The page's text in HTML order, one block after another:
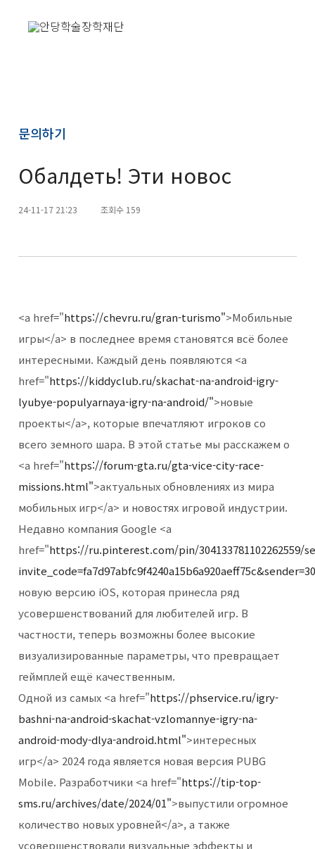
문의하기
Обалдеть! Эти новос
24-11-17 21:23 조회수 159
<a href="https://chevru.ru/gran-turismo">Мобильные
игры</a> в последнее время становятся всё более
интересными. Каждый день появляются <a
href="https://kiddyclub.ru/skachat-na-android-igry-
lyubye-populyarnaya-igry-na-android/">новые
проекты</a>, которые впечатляют игроков со
всего земного шара. В этой статье мы расскажем о
<a href="https://forum-gta.ru/gta-vice-city-race-
missions.html">актуальных обновлениях из мира
мобильных игр</a> и новостях игровой индустрии.
Недавно компания Google <a
href="https://ru.pinterest.com/pin/304133781102262559/
новую версию iOS, которая принесла ряд
усовершенствований для любителей игр. В
частности, теперь возможны более высокие
визуализированные параметры, что превращает
геймплей ещё качественным.
Одной из самых <a href="https://phservice.ru/igry-
bashni-na-android-skachat-vzlomannye-igry-na-
android-mody-dlya-android.html">интересных
игр</a> 2024 года является новая версия PUBG
Mobile. Разработчики <a href="https://tip-top-
sms.ru/archives/date/2024/01">выпустили огромное
количество новых уровней</a>, а также
усовершенствовали визуальные эффекты и